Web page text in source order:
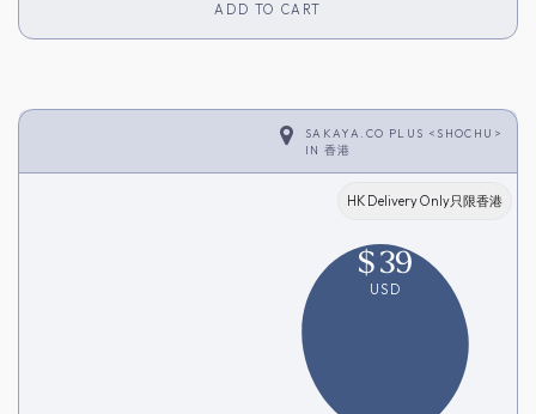
ADD TO CART
SAKAYA.CO PLUS <SHOCHU>
IN 香港
HK Delivery Only只限香港
$39
USD